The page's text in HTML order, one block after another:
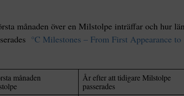
månaden över en Milstolpe inträffar och hur
°C Milestones – From First Appearance to
månaden
År efter att tidigare Milstolpe
passerades